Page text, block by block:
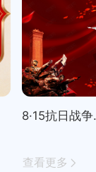
8·15
查看更多